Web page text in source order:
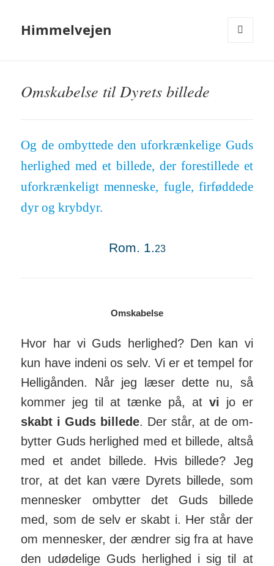
Himmelvejen
Omskabelse til Dyrets billede
Og de ombyttede den ufor­­kræn­­ke­li­ge Guds
her­lighed med et billede, der fore­stillede et
ufor­­kræn­­ke­li­gt men­neske, fugle, fir­­fød­de­de
dyr og krybdyr.
Rom. 1.23
Omskabelse
Hvor har vi Guds her­lighed? Den kan vi
kun have indeni os selv. Vi er et tempel for
Hel­lig­ånden. Når jeg læser dette nu, så
kommer jeg til at tænke på, at vi jo er
skabt i Guds bil­lede. Der står, at de om­
bytter Guds her­lighed med et billede, altså
med et andet billede. Hvis billede? Jeg
tror, at det kan være Dyrets billede, som
men­nesker om­bytter det Guds bil­lede
med, som de selv er skabt i. Her står der
om men­nesker, der ændrer sig fra at have
den udød­elige Guds her­lighed i sig til at